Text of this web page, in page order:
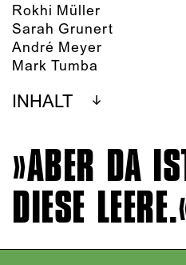
Rokhi Müller
Sarah Grunert
André Meyer
Mark Tumba
INHALT
ABER DA
DIESE LEERE.